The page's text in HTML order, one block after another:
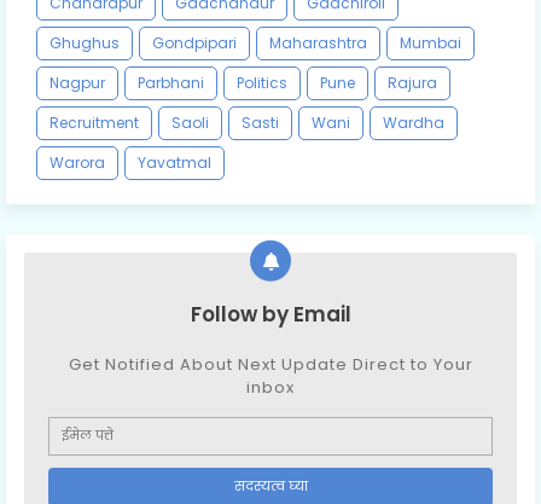
Ghughus
Gondpipari Maharashtra
Mumbai
Nagpur
Parbhani Politics Pune
Rajura
Recruitment
Saoli Sasti Wani
Wardha
Warora
Yavatmal
Follow by Email
Get Notified About Next Update Direct to Your
inbox